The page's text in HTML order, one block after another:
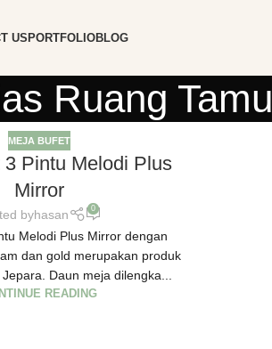
USPORTFOLIOBLOG
Ruang Tamu
MEJA BUFET
3 Pintu Melodi Plus
Mirror
byhasan 0
Melodi Plus Mirror dengan
dan gold merupakan produk
Daun meja dilengka...
READING